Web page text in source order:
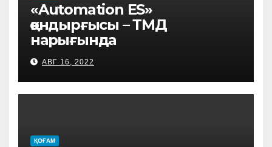
«Automation ES»
қондырғысы – ТМД
нарығында
АВГ 16, 2022
ҚОҒАМ